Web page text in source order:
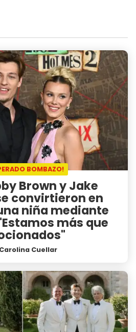
BOMBAZO!
Brown y Jake
convirtieron en
niña mediante
más que
Carolina Cuellar